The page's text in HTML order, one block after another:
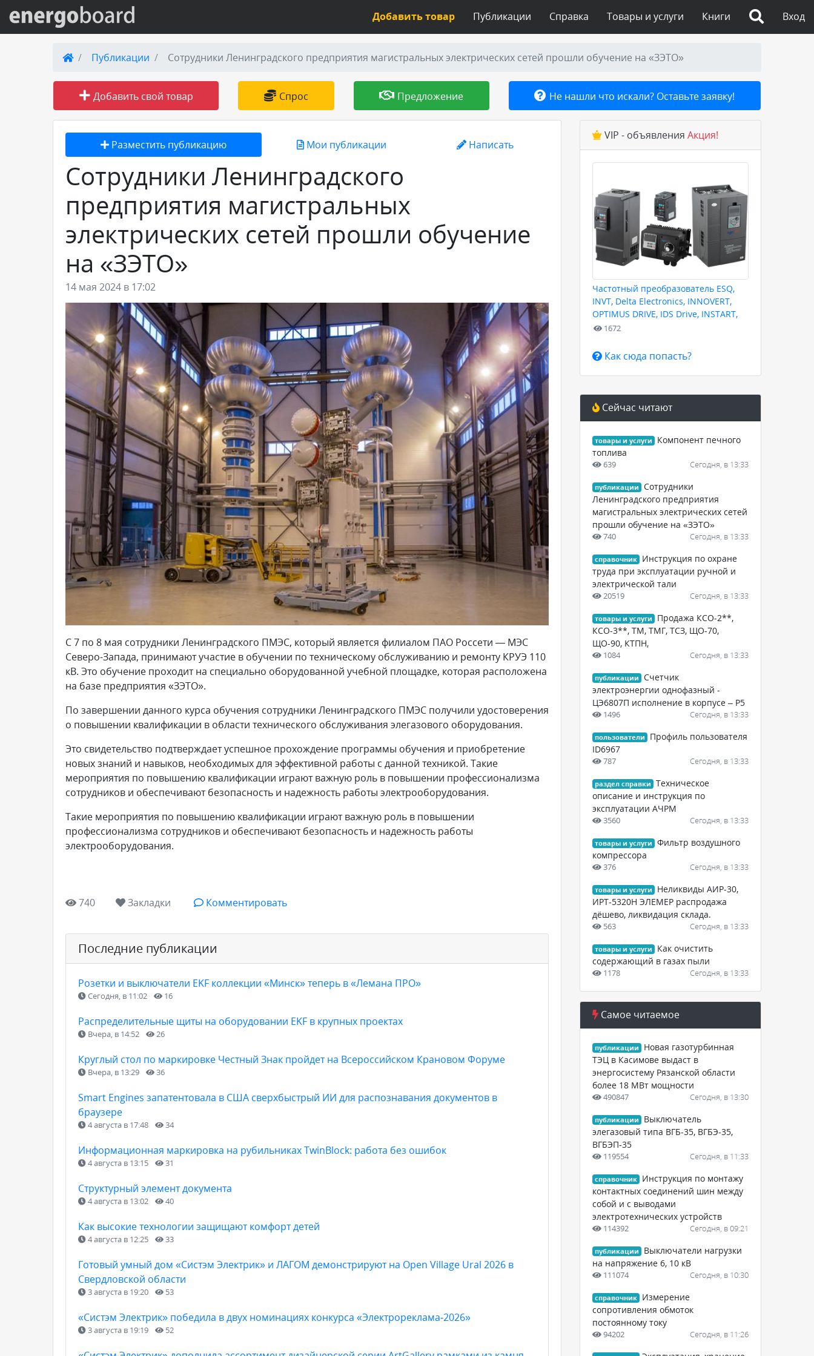
Вход на сайт
Поиск по сайту
Публикации
Товары и услуги
Добавить товар или услугу
Вход
Книги
Товары и услуги
Справка
Публикации
Добавить товар
Публикации Сотрудники Ленинградского предприятия магистральных электрических сетей прошли обучение на «ЗЭТО»
Добавить свой товар Спрос Предложение Не нашли что искали? Оставьте заявку!
Разместить публикацию Мои публикации Написать
Сотрудники Ленинградского
предприятия магистральных
электрических сетей прошли обучение
на «ЗЭТО»
14 мая 2024 в 17:02
С 7 по 8 мая сотрудники Ленинградского ПМЭС, который является филиалом ПАО Россети — МЭС
Северо-Запада, принимают участие в обучении по техническому обслуживанию и ремонту КРУЭ 110
кВ. Это обучение проходит на специально оборудованной учебной площадке, которая расположена
на базе предприятия «ЗЭТО».
По завершении данного курса обучения сотрудники Ленинградского ПМЭС получили удостоверения
о повышении квалификации в области технического обслуживания элегазового оборудования.
Это свидетельство подтверждает успешное прохождение программы обучения и приобретение
новых знаний и навыков, необходимых для эффективной работы с данной техникой. Такие
мероприятия по повышению квалификации играют важную роль в повышении профессионализма
сотрудников и обеспечивают безопасность и надежность работы электрооборудования.
Такие мероприятия по повышению квалификации играют важную роль в повышении
профессионализма сотрудников и обеспечивают безопасность и надежность работы
электрооборудования.
740 Закладки Комментировать
Последние публикации
Розетки и выключатели EKF коллекции «Минск» теперь в «Лемана ПРО»
Сегодня, в 11:02 16
Распределительные щиты на оборудовании EKF в крупных проектах
Вчера, в 14:52 26
Круглый стол по маркировке Честный Знак пройдет на Всероссийском Крановом Форуме
Вчера, в 13:29 36
Smart Engines запатентовала в США сверхбыстрый ИИ для распознавания документов в
браузере
4 августа в 17:48 34
Информационная маркировка на рубильниках TwinBlock: работа без ошибок
4 августа в 13:15 31
Структурный элемент документа
4 августа в 13:02 40
Как высокие технологии защищают комфорт детей
4 августа в 12:25 33
Готовый умный дом «Систэм Электрик» и ЛАГОМ демонстрируют на Open Village Ural 2026 в
Свердловской области
3 августа в 19:20 53
«Систэм Электрик» победила в двух номинациях конкурса «Электрореклама‑2026»
3 августа в 19:19 52
VIP - объявления Акция!
Частотный преобразователь ESQ,
INVT, Delta Electronics, INNOVERT,
OPTIMUS DRIVE, IDS Drive, INSTART,
HYUNDAI для любых задач
1672
Как сюда попасть?
Сейчас читают
товары и услуги
Компонент печного
топлива
639 Сегодня, в 13:33
публикации
Сотрудники
Ленинградского предприятия
магистральных электрических сетей
прошли обучение на «ЗЭТО»
740 Сегодня, в 13:33
справочник
Инструкция по охране
труда при эксплуатации ручной и
электрической тали
20519 Сегодня, в 13:33
товары и услуги
Продажа КСО-2**,
КСО-3**, ТМ, ТМГ, ТСЗ, ЩО-70,
ЩО-90, КТПН,
1084 Сегодня, в 13:33
публикации
Счетчик
электроэнергии однофазный -
ЦЭ6807П исполнение в корпусе – Р5
1496 Сегодня, в 13:33
пользователи
Профиль пользователя
ID6967
787 Сегодня, в 13:33
раздел справки
Техническое
описание и инструкция по
эксплуатации АЧРМ
3560 Сегодня, в 13:33
товары и услуги
Фильтр воздушного
компрессора
376 Сегодня, в 13:33
товары и услуги
Неликвиды АИР-30,
ИРТ-5320Н ЭЛЕМЕР распродажа
дёшево, ликвидация склада.
563 Сегодня, в 13:33
товары и услуги
Как очистить
содержающий в газах пыли
1178 Сегодня, в 13:33
Самое читаемое
публикации
Новая газотурбинная
ТЭЦ в Касимове выдаст в
энергосистему Рязанской области
более 18 МВт мощности
490847 Сегодня, в 13:30
публикации
Выключатель
элегазовый типа ВГБ-35, ВГБЭ-35,
ВГБЭП-35
119554 Сегодня, в 11:33
справочник
Инструкция по монтажу
контактных соединений шин между
собой и с выводами
электротехнических устройств
114392 Сегодня, в 09:21
публикации
Выключатели нагрузки
на напряжение 6, 10 кВ
111074 Сегодня, в 10:30
справочник
Измерение
сопротивления обмоток
постоянному току
94202 Сегодня, в 11:26